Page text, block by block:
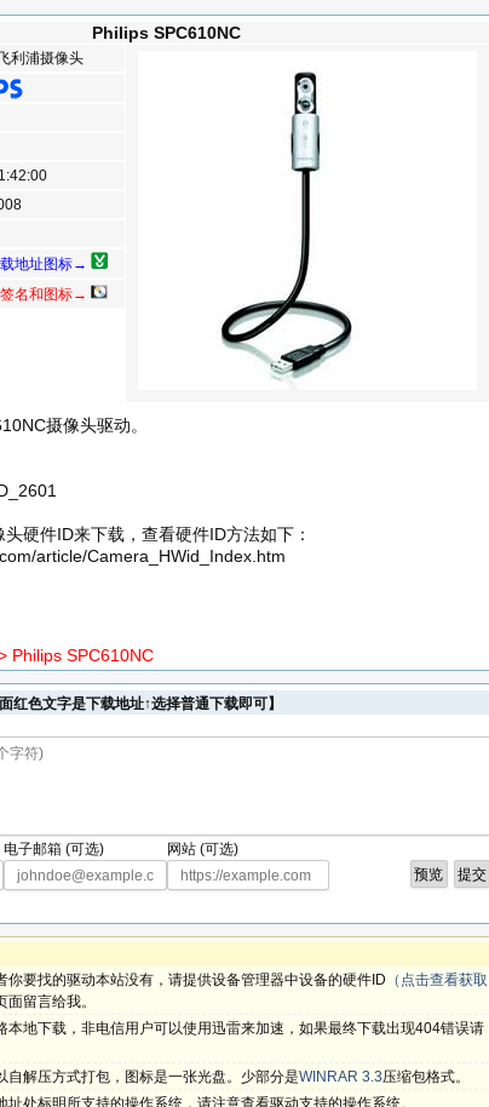
Philips SPC610NC
利浦摄像头
地址图标→
名和图标→
摄像头驱动。
硬件ID来下载，查看硬件ID方法如下：
article/Camera_HWid_Index.htm
Philips SPC610NC
色文字是下载地址↑选择普通下载即可】
电子邮箱 (可选) 网站 (可选)
你要找的驱动本站没有，请提供设备管理器中设备的硬件ID （点击查看获取
面留言给我。
本地下载，非电信用户可以使用迅雷来加速，如果最终下载出现404错误请
自解压方式打包，图标是一张光盘。少部分是WINRAR 3.3压缩包格式。
址处标明所支持的操作系统，请注意查看驱动支持的操作系统。